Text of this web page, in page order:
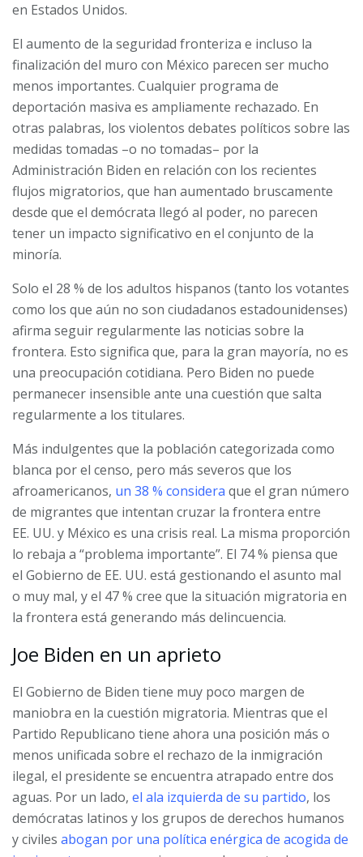
en Estados Unidos.
El aumento de la seguridad fronteriza e incluso la
finalización del muro con México parecen ser mucho
menos importantes. Cualquier programa de
deportación masiva es ampliamente rechazado. En
otras palabras, los violentos debates políticos sobre las
medidas tomadas –o no tomadas– por la
Administración Biden en relación con los recientes
flujos migratorios, que han aumentado bruscamente
desde que el demócrata llegó al poder, no parecen
tener un impacto significativo en el conjunto de la
minoría.
Solo el 28 % de los adultos hispanos (tanto los votantes
como los que aún no son ciudadanos estadounidenses)
afirma seguir regularmente las noticias sobre la
frontera. Esto significa que, para la gran mayoría, no es
una preocupación cotidiana. Pero Biden no puede
permanecer insensible ante una cuestión que salta
regularmente a los titulares.
Más indulgentes que la población categorizada como
blanca por el censo, pero más severos que los
afroamericanos, un 38 % considera que el gran número
de migrantes que intentan cruzar la frontera entre
EE. UU. y México es una crisis real. La misma proporción
lo rebaja a “problema importante”. El 74 % piensa que
el Gobierno de EE. UU. está gestionando el asunto mal
o muy mal, y el 47 % cree que la situación migratoria en
la frontera está generando más delincuencia.
Joe Biden en un aprieto
El Gobierno de Biden tiene muy poco margen de
maniobra en la cuestión migratoria. Mientras que el
Partido Republicano tiene ahora una posición más o
menos unificada sobre el rechazo de la inmigración
ilegal, el presidente se encuentra atrapado entre dos
aguas. Por un lado, el ala izquierda de su partido, los
demócratas latinos y los grupos de derechos humanos
y civiles abogan por una política enérgica de acogida de